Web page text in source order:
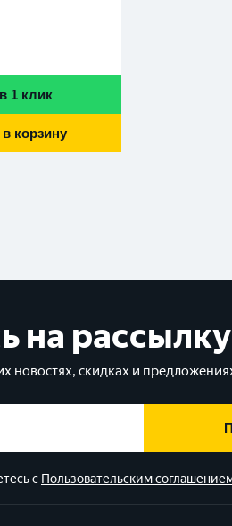
1 клик
корзину
на рассылку
скидках и
с Пользовательским